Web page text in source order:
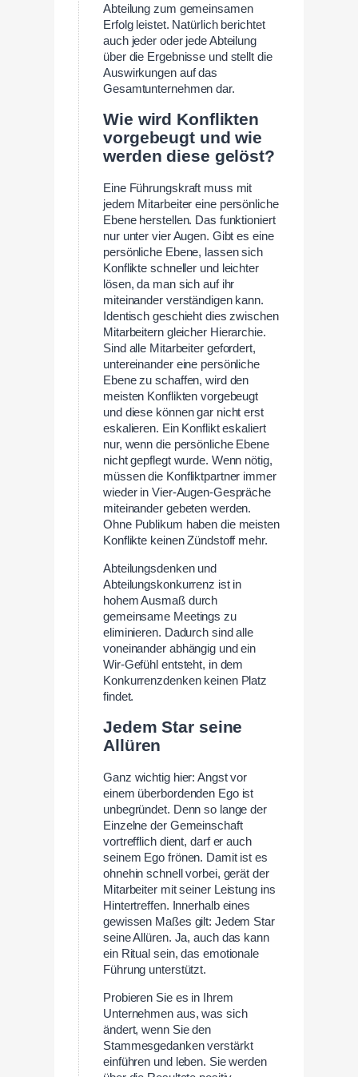
Abteilung zum gemeinsamen
Erfolg leistet. Natürlich berichtet
auch jeder oder jede Abteilung
über die Ergebnisse und stellt die
Auswirkungen auf das
Gesamtunternehmen dar.
Wie wird Konflikten
vorgebeugt und wie
werden diese gelöst?
Eine Führungskraft muss mit
jedem Mitarbeiter eine persönliche
Ebene herstellen. Das funktioniert
nur unter vier Augen. Gibt es eine
persönliche Ebene, lassen sich
Konflikte schneller und leichter
lösen, da man sich auf ihr
miteinander verständigen kann.
Identisch geschieht dies zwischen
Mitarbeitern gleicher Hierarchie.
Sind alle Mitarbeiter gefordert,
untereinander eine persönliche
Ebene zu schaffen, wird den
meisten Konflikten vorgebeugt
und diese können gar nicht erst
eskalieren. Ein Konflikt eskaliert
nur, wenn die persönliche Ebene
nicht gepflegt wurde. Wenn nötig,
müssen die Konfliktpartner immer
wieder in Vier-Augen-Gespräche
miteinander gebeten werden.
Ohne Publikum haben die meisten
Konflikte keinen Zündstoff mehr.
Abteilungsdenken und
Abteilungskonkurrenz ist in
hohem Ausmaß durch
gemeinsame Meetings zu
eliminieren. Dadurch sind alle
voneinander abhängig und ein
Wir-Gefühl entsteht, in dem
Konkurrenzdenken keinen Platz
findet.
Jedem Star seine
Allüren
Ganz wichtig hier: Angst vor
einem überbordenden Ego ist
unbegründet. Denn so lange der
Einzelne der Gemeinschaft
vortrefflich dient, darf er auch
seinem Ego frönen. Damit ist es
ohnehin schnell vorbei, gerät der
Mitarbeiter mit seiner Leistung ins
Hintertreffen. Innerhalb eines
gewissen Maßes gilt: Jedem Star
seine Allüren. Ja, auch das kann
ein Ritual sein, das emotionale
Führung unterstützt.
Probieren Sie es in Ihrem
Unternehmen aus, was sich
ändert, wenn Sie den
Stammesgedanken verstärkt
einführen und leben. Sie werden